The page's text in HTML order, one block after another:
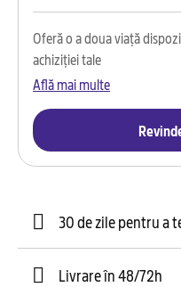
Oferă o a doua viață
achiziției tale
Află mai multe
30 de zile pentru a
Livrare în 48/72h